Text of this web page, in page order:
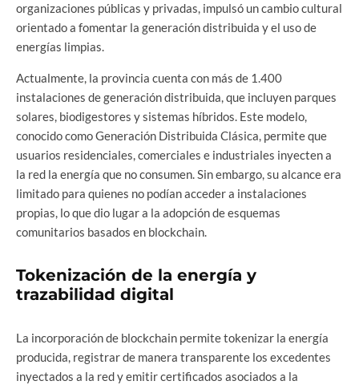
organizaciones públicas y privadas, impulsó un cambio cultural
orientado a fomentar la generación distribuida y el uso de
energías limpias.
Actualmente, la provincia cuenta con más de 1.400
instalaciones de generación distribuida, que incluyen parques
solares, biodigestores y sistemas híbridos. Este modelo,
conocido como Generación Distribuida Clásica, permite que
usuarios residenciales, comerciales e industriales inyecten a
la red la energía que no consumen. Sin embargo, su alcance era
limitado para quienes no podían acceder a instalaciones
propias, lo que dio lugar a la adopción de esquemas
comunitarios basados en blockchain.
Tokenización de la energía y
trazabilidad digital
La incorporación de blockchain permite tokenizar la energía
producida, registrar de manera transparente los excedentes
inyectados a la red y emitir certificados asociados a la